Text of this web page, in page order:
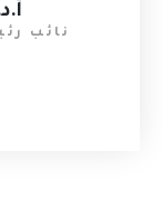
نائب